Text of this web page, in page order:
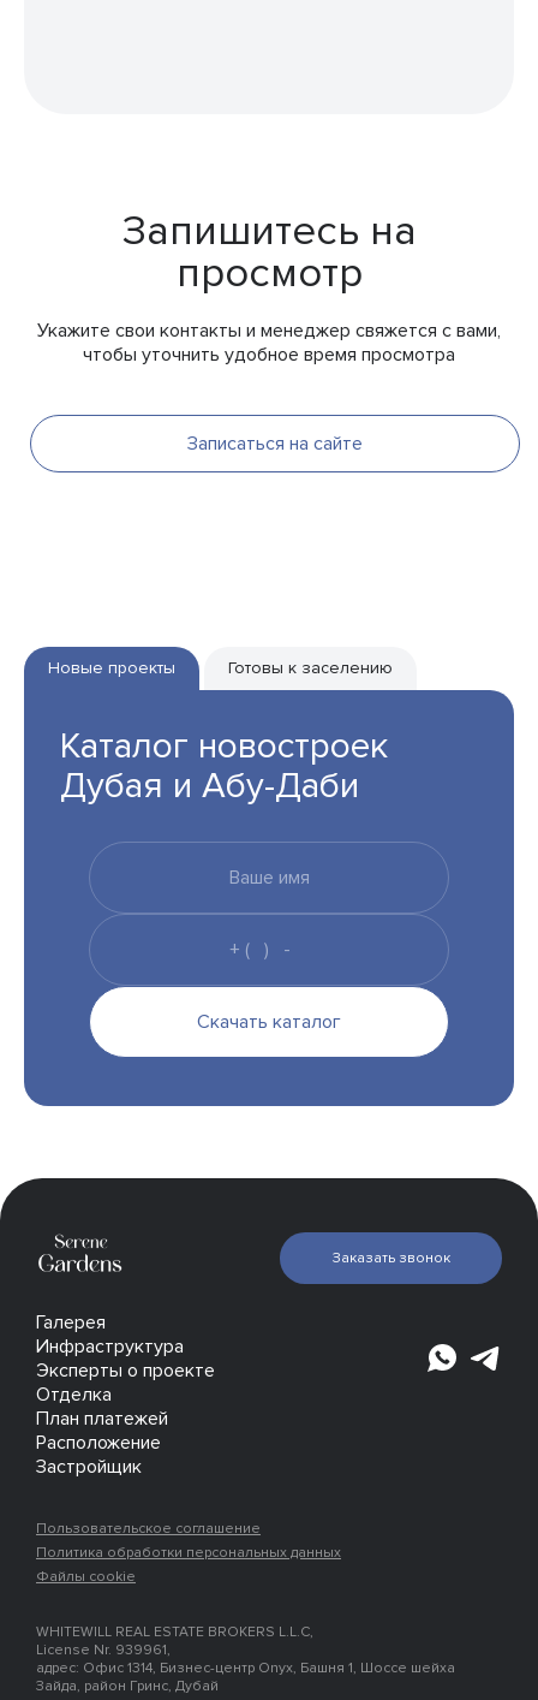
Запишитесь на
просмотр
Укажите свои контакты и менеджер свяжется с вами,
чтобы уточнить удобное время просмотра
Записаться на сайте
Новые проекты Готовы к заселению
Каталог новостроек
Дубая и Абу-Даби
Скачать каталог
Галерея
Инфраструктура
Эксперты о проекте
Отделка
План платежей
Расположение
Застройщик
Заказать звонок
Пользовательское соглашение
Политика обработки персональных данных
Файлы cookie
WHITEWILL REAL ESTATE BROKERS L.L.C,
License Nr. 939961,
адрес: Офис 1314, Бизнес-центр Onyx, Башня 1, Шоссе шейха
Зайда, район Гринс, Дубай